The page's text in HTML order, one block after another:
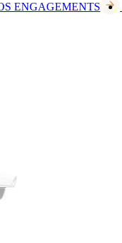
ENGAGEMENTS